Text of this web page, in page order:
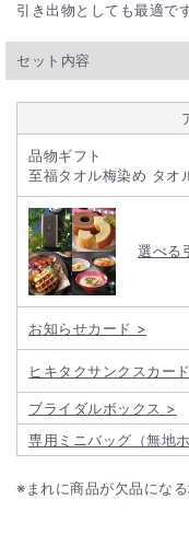
引き出物としても最適です
セット内容
品物ギフト
至福タオル梅染め タオ
選べる
お知らせカード >
ヒキタクサンクスカー
ブライダルボックス >
専用ミニバッグ（無地
※まれに商品が欠品になる